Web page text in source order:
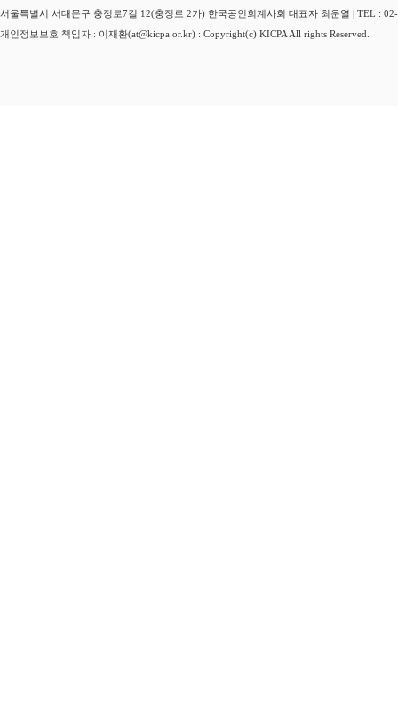
서울특별시 서대문구 충정로7길 12(충정로 2가) 한국공인회계사회 대표자 최운열 | TEL :
개인정보보호 책임자 : 이재환(at@kicpa.or.kr) : Copyright(c) KICPA All rights Reserved.